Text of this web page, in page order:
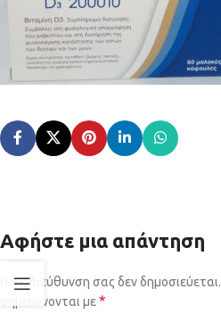
Αφήστε μια απάντηση
Η ηλ. διεύθυνση σας δεν δημοσιεύεται.
σημειώνονται με*